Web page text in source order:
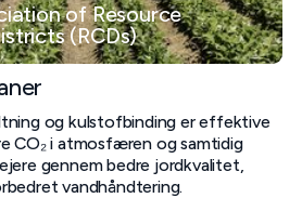
of Resource
(RCDs)
og kulstofbinding er effektive
CO₂ i atmosfæren og samtidig
gennem bedre jordkvalitet,
vandhåndtering.